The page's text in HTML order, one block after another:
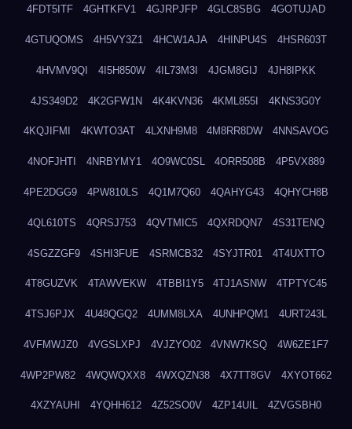
4FDT5ITF 4GHTKFV1 4GJRPJFP 4GLC8SBG 4GOTUJAD
4GTUQOMS 4H5VY3Z1 4HCW1AJA 4HINPU4S 4HSR603T
4HVMV9QI 4I5H850W 4IL73M3I 4JGM8GIJ 4JH8IPKK
4JS349D2 4K2GFW1N 4K4KVN36 4KML855I 4KNS3G0Y
4KQJIFMI 4KWTO3AT 4LXNH9M8 4M8RR8DW 4NNSAVOG
4NOFJHTI 4NRBYMY1 4O9WC0SL 4ORR508B 4P5VX889
4PE2DGG9 4PW810LS 4Q1M7Q60 4QAHYG43 4QHYCH8B
4QL610TS 4QRSJ753 4QVTMIC5 4QXRDQN7 4S31TENQ
4SGZZGF9 4SHI3FUE 4SRMCB32 4SYJTR01 4T4UXTTO
4T8GUZVK 4TAWVEKW 4TBBI1Y5 4TJ1ASNW 4TPTYC45
4TSJ6PJX 4U48QGQ2 4UMM8LXA 4UNHPQM1 4URT243L
4VFMWJZ0 4VGSLXPJ 4VJZYO02 4VNW7KSQ 4W6ZE1F7
4WP2PW82 4WQWQXX8 4WXQZN38 4X7TT8GV 4XYOT662
4XZYAUHI 4YQHH612 4Z52SO0V 4ZP14UIL 4ZVGSBH0